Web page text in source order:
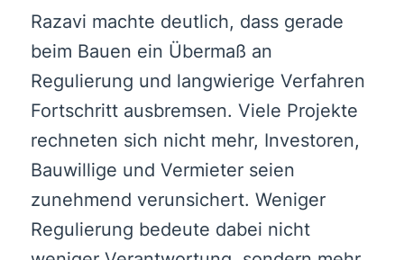
Razavi machte deutlich, dass gerade
beim Bauen ein Übermaß an
Regulierung und langwierige Verfahren
Fortschritt ausbremsen. Viele Projekte
rechneten sich nicht mehr, Investoren,
Bauwillige und Vermieter seien
zunehmend verunsichert. Weniger
Regulierung bedeute dabei nicht